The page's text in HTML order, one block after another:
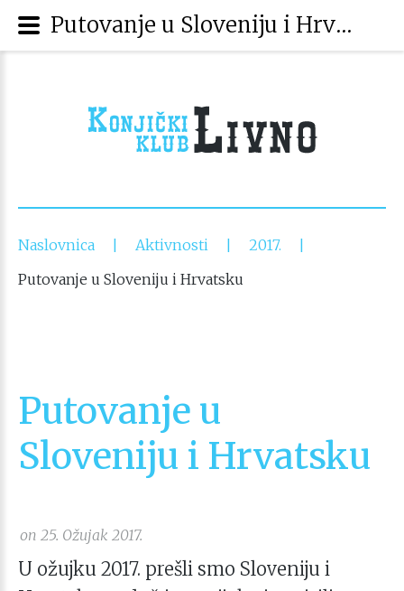
Naslovnica Aktivnosti 2017.
Putovanje u Sloveniju i Hrvatsku
Putovanje u
Sloveniju i Hrvatsku
on 25. Ožujak 2017.
U ožujku 2017. prešli smo Sloveniju i
Putovanje u Sloveniju i Hrvatsku